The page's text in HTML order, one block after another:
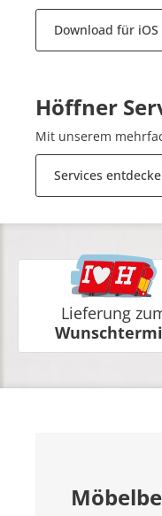
Download für iOS
Höffner
Mit unserem
Services
Lieferung